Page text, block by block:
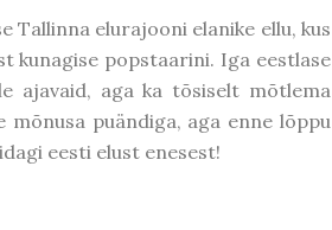
Tallinna elurajooni elanike ellu, kus
kunagise popstaarini. Iga eestlase
ajavaid, aga ka tõsiselt mõtlema
puändiga, aga enne lõppu
eesti elust enesest!